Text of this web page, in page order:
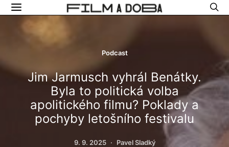
Podcast
Jim Jarmusch vyhrál Benátky.
Byla to politická volba
apolitického filmu? Poklady a
pochyby letošního festivalu
9. 9. 2025 Pavel Sladký